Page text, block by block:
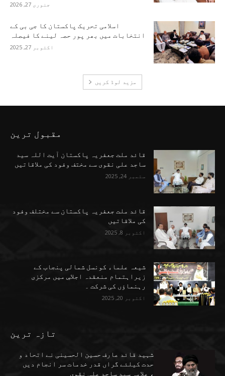
جنوری 27, 2026
اسلامی تحریک پاکستان کا جی بی کے
انتخابات میں بھر پور حصہ لینے کا فیصلہ
اکتوبر 27, 2025
مزید لوڈ کریں
مقبول ترین
قائد ملت جعفریہ پاکستان آیت اللہ سید
ساجد علی نقوی سے مختف وفود کی ملاقاتیں
ستمبر 24, 2025
قائد ملت جعفریہ پاکستان سے مختلف وفود
کی ملاقاتیں
اکتوبر 8, 2025
شیعہ علماء کونسل شمالی پنجاب کے
زیراہتمام منعقدہ اجلاسِ میں مرکزی
رہنماؤں کی شرکت ۔
اکتوبر 20, 2025
تازہ ترین
شہید قائد عارف حسین الحسینی نے اتحاد و
حدت کیلئے گراں قدر خدمات سر انجام دیں
، علامہ سید ساجد علی نقوی